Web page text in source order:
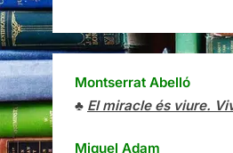
Montserrat Abelló
♣ El miracle és viure.
Miquel Adam